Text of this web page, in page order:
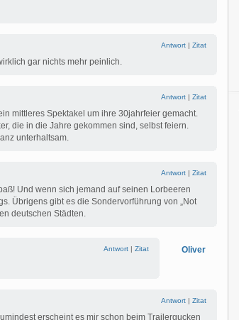
Antwort | Zitat
gar nichts mehr peinlich.
Antwort | Zitat
mittleres Spektakel um ihre 30jahrfeier gemacht.
die in die Jahre gekommen sind, selbst feiern.
unterhaltsam.
Antwort | Zitat
Und wenn sich jemand auf seinen Lorbeeren
Übrigens gibt es die Sondervorführung von „Not
deutschen Städten.
Oliver
Antwort | Zitat
Antwort | Zitat
erscheint es mir schon beim Trailergucken